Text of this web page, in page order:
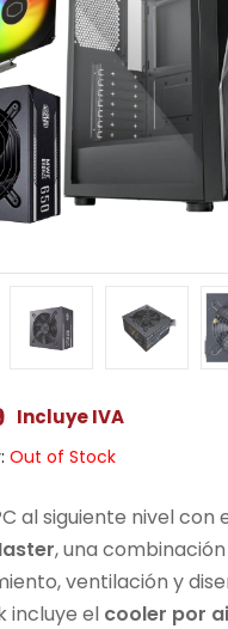
Incluye IVA
Out of Stock
al siguiente nivel con
, una
ventilación y
incluye el cooler por